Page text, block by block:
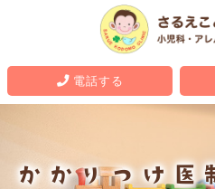
電話する
かかりつけ医